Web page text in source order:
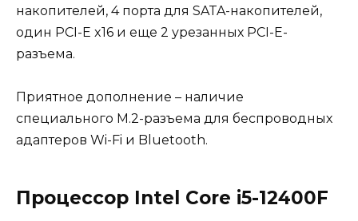
накопителей, 4 порта для SATA-накопителей,
один PCI-E x16 и еще 2 урезанных PCI-E-
разъема.
Приятное дополнение – наличие
специального M.2-разъема для беспроводных
адаптеров Wi-Fi и Bluetooth.
Процессор Intel Core i5-12400F